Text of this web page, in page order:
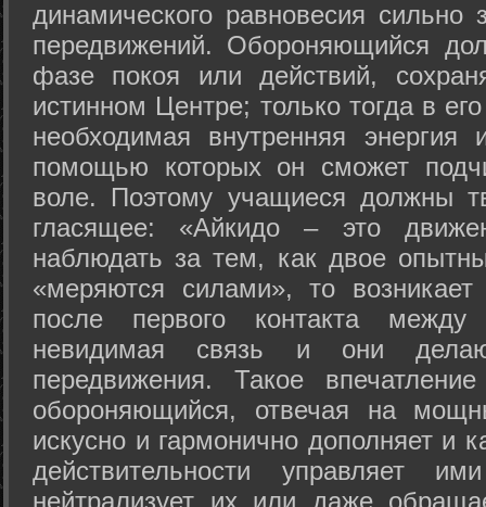
динамического равновесия сильно
передвижений. Обороняющийся
фазе покоя или действий,
истинном Центре; только тогда в
необходимая внутренняя
помощью которых он сможет
воле. Поэтому учащиеся должны
гласящее: «Айкидо – это
наблюдать за тем, как двое
«меряются силами», то возникает
после первого контакта
невидимая связь и они
передвижения. Такое
обороняющийся, отвечая на
искусно и гармонично дополняет и
действительности управляет
нейтрализует их или даже